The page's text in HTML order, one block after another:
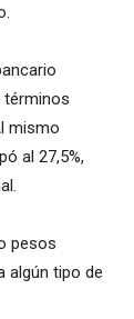
términos
mismo
al 27,5%,
pesos
algún tipo de